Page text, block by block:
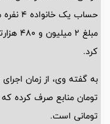
حساب
مبلغ
کرد.
تومانی است.